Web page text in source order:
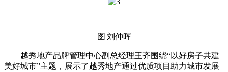
图|刘仲晖
越秀地产品牌管理中心副总经理王齐围绕“以好房子共建
美好城市”主题，展示了越秀地产通过优质项目助力城市发展